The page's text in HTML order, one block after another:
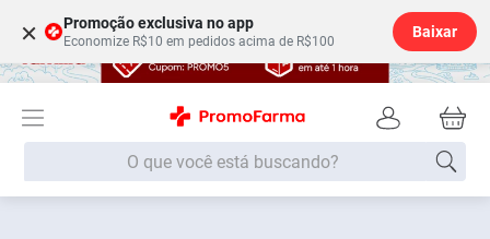
× Promoção exclusiva no app
Economize R$10 em pedidos acima de R$100
Baixar
O que você está buscando?